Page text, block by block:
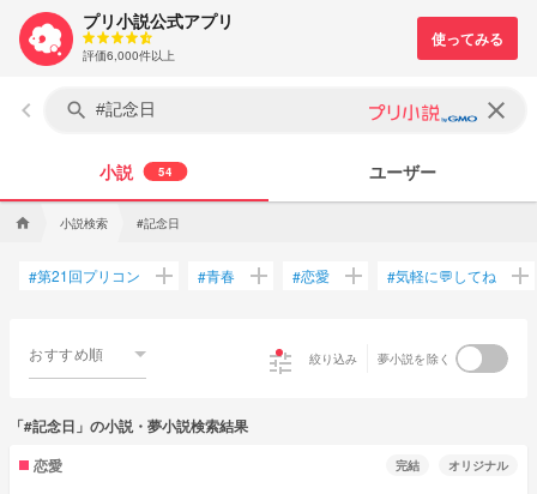
プリ小説公式アプリ
評価6,000件以上
keyboard_arrow_left search clear
小説 54 ユーザー
home 小説検索 #記念日
#第21回プリコン add #青春 add #恋愛 add #気軽に💬してね add
おすすめ順 tune 絞り込み 夢小説を除く
「#記念日」の小説・夢小説検索結果
恋愛
完結 オリジナル